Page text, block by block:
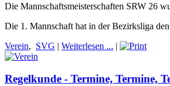
Die Mannschaftsmeisterschaften SRW 26
Die 1. Mannschaft hat in der Bezirksliga
Verein, SVG | Weiterlesen ... |
Regelkunde - Termine, Termine,